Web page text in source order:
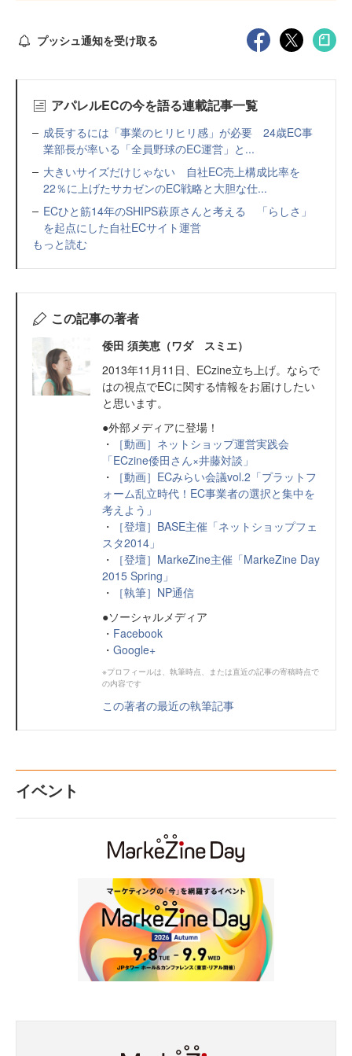
プッシュ通知を受け取る
アパレルECの今を語る連載記事一覧
成長するには「事業のヒリヒリ感」が必要 24歳EC事
業部長が率いる「全員野球のEC運営」と...
大きいサイズだけじゃない 自社EC売上構成比率を
22％に上げたサカゼンのEC戦略と大胆な仕...
ECひと筋14年のSHIPS萩原さんと考える 「らしさ」
を起点にした自社ECサイト運営
もっと読む
この記事の著者
倭田 須美恵（ワダ スミエ）
2013年11月11日、ECzine立ち上げ。ならで
はの視点でECに関する情報をお届けしたい
と思います。
●外部メディアに登場！
・
［動画］ネットショップ運営実践会
「ECzine倭田さん×井藤対談」
・
［動画］ECみらい会議vol.2「プラットフ
ォーム乱立時代！EC事業者の選択と集中を
考えよう」
・
［登壇］BASE主催「ネットショップフェ
スタ2014」
・
［登壇］MarkeZine主催「MarkeZine Day
2015 Spring」
・
［執筆］NP通信
●ソーシャルメディア
・ Facebook
・ Google+
※プロフィールは、執筆時点、または直近の記事の寄稿時点で
の内容です
この著者の最近の執筆記事
イベント